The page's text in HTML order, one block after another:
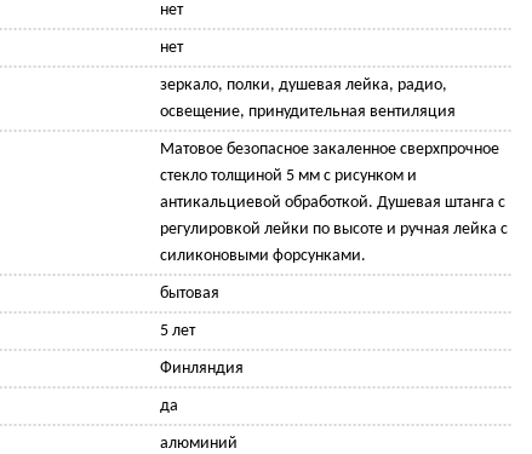
нет
нет
зеркало, полки, душевая лейка, радио,
освещение, принудительная вентиляция
Матовое безопасное закаленное сверхпрочное
стекло толщиной 5 мм с рисунком и
антикальциевой обработкой. Душевая штанга с
регулировкой лейки по высоте и ручная лейка с
силиконовыми форсунками.
бытовая
5 лет
Финляндия
да
алюминий